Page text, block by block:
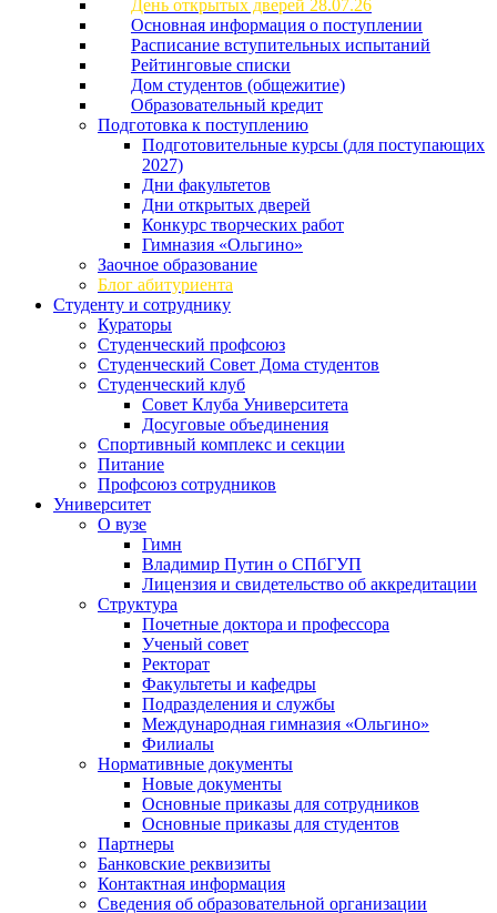
День открытых дверей 28.07.26
Основная информация о поступлении
Расписание вступительных испытаний
Рейтинговые списки
Дом студентов (общежитие)
Образовательный кредит
Подготовка к поступлению
Подготовительные курсы (для поступающих
2027)
Дни факультетов
Дни открытых дверей
Конкурс творческих работ
Гимназия «Ольгино»
Заочное образование
Блог абитуриента
Студенту и сотруднику
Кураторы
Студенческий профсоюз
Студенческий Совет Дома студентов
Студенческий клуб
Совет Клуба Университета
Досуговые объединения
Спортивный комплекс и секции
Питание
Профсоюз сотрудников
Университет
О вузе
Гимн
Владимир Путин о СПбГУП
Лицензия и свидетельство об аккредитации
Структура
Почетные доктора и профессора
Ученый совет
Ректорат
Факультеты и кафедры
Подразделения и службы
Международная гимназия «Ольгино»
Филиалы
Нормативные документы
Новые документы
Основные приказы для сотрудников
Основные приказы для студентов
Партнеры
Банковские реквизиты
Контактная информация
Сведения об образовательной организации